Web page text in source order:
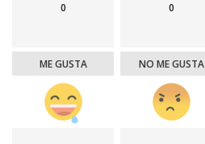
0
ME GUSTA
0
NO ME GUSTA